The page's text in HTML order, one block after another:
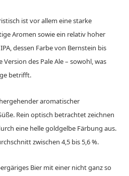
ist vor allem eine starke
Aromen sowie ein relativ hoher
dessen Farbe von Bernstein bis
des Pale Ale – sowohl, was
betrifft.
aromatischer
Rein optisch betrachtet zeichnen
eine helle goldgelbe Färbung aus.
zwischen 4,5 bis 5,6 %.
Bier mit einer nicht ganz so